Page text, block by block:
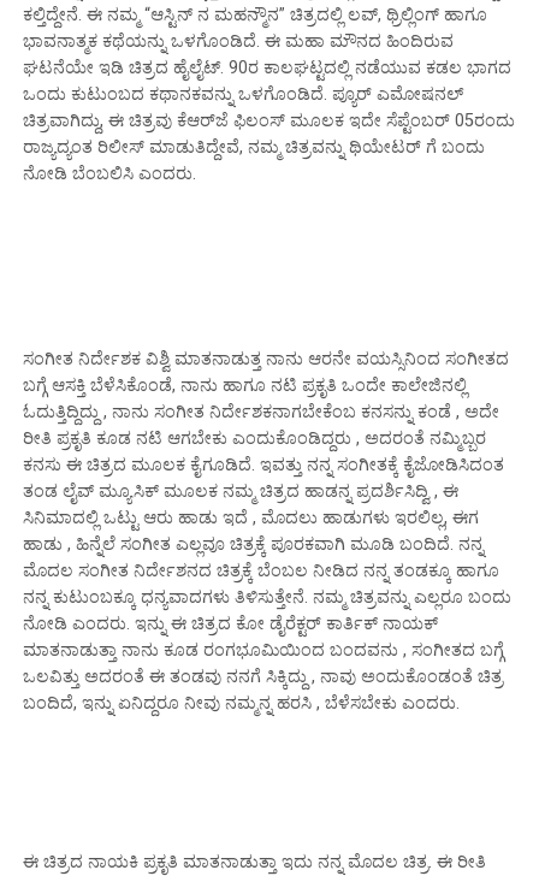
ಕಲ್ತಿದ್ದೇನೆ. ಈ ನಮ್ಮ “ಆಸ್ಟಿನ್ ನ ಮಹನ್ಮೌನ” ಚಿತ್ರದಲ್ಲಿ ಲವ್, ಥ್ರಿಲ್ಲಿಂಗ್ ಹಾಗೂ
ಭಾವನಾತ್ಮಕ ಕಥೆಯನ್ನು ಒಳಗೊಂಡಿದೆ. ಈ ಮಹಾ ಮೌನದ ಹಿಂದಿರುವ
ಘಟನೆಯೇ ಇಡಿ ಚಿತ್ರದ ಹೈಲೈಟ್. 90ರ ಕಾಲಘಟ್ಟದಲ್ಲಿ ನಡೆಯುವ ಕಡಲ ಭಾಗದ
ಒಂದು ಕುಟುಂಬದ ಕಥಾನಕವನ್ನು ಒಳಗೊಂಡಿದೆ. ಪ್ಯೂರ್ ಎಮೋಷನಲ್
ಚಿತ್ರವಾಗಿದ್ದು, ಈ ಚಿತ್ರವು ಕೆಆರ್‌ಜೆ ಫಿಲಂಸ್ ಮೂಲಕ ಇದೇ ಸೆಪ್ಟೆಂಬರ್ 05ರಂದು
ರಾಜ್ಯದ್ಯಂತ ರಿಲೀಸ್ ಮಾಡುತಿದ್ದೇವೆ, ನಮ್ಮ ಚಿತ್ರವನ್ನು ಥಿಯೇಟರ್ ಗೆ ಬಂದು
ನೋಡಿ ಬೆಂಬಲಿಸಿ ಎಂದರು.
ಸಂಗೀತ ನಿರ್ದೇಶಕ ವಿಶ್ವಿ ಮಾತನಾಡುತ್ತ ನಾನು ಆರನೇ ವಯಸ್ಸಿನಿಂದ ಸಂಗೀತದ
ಬಗ್ಗೆ ಆಸಕ್ತಿ ಬೆಳೆಸಿಕೊಂಡೆ, ನಾನು ಹಾಗೂ ನಟಿ ಪ್ರಕೃತಿ ಒಂದೇ ಕಾಲೇಜಿನಲ್ಲಿ
ಓದುತ್ತಿದ್ದಿದ್ದು , ನಾನು ಸಂಗೀತ ನಿರ್ದೇಶಕನಾಗಬೇಕೆಂಬ ಕನಸನ್ನು ಕಂಡೆ , ಅದೇ
ರೀತಿ ಪ್ರಕೃತಿ ಕೂಡ ನಟಿ ಆಗಬೇಕು ಎಂದುಕೊಂಡಿದ್ದರು , ಅದರಂತೆ ನಮ್ಮಿಬ್ಬರ
ಕನಸು ಈ ಚಿತ್ರದ ಮೂಲಕ ಕೈಗೂಡಿದೆ. ಇವತ್ತು ನನ್ನ ಸಂಗೀತಕ್ಕೆ ಕೈಜೋಡಿಸಿದಂತ
ತಂಡ ಲೈವ್ ಮ್ಯೂಸಿಕ್ ಮೂಲಕ ನಮ್ಮ ಚಿತ್ರದ ಹಾಡನ್ನ ಪ್ರದರ್ಶಿಸಿದ್ವಿ , ಈ
ಸಿನಿಮಾದಲ್ಲಿ ಒಟ್ಟು ಆರು ಹಾಡು ಇದೆ , ಮೊದಲು ಹಾಡುಗಳು ಇರಲಿಲ್ಲ, ಈಗ
ಹಾಡು , ಹಿನ್ನೆಲೆ ಸಂಗೀತ ಎಲ್ಲವೂ ಚಿತ್ರಕ್ಕೆ ಪೂರಕವಾಗಿ ಮೂಡಿ ಬಂದಿದೆ. ನನ್ನ
ಮೊದಲ ಸಂಗೀತ ನಿರ್ದೇಶನದ ಚಿತ್ರಕ್ಕೆ ಬೆಂಬಲ ನೀಡಿದ ನನ್ನ ತಂಡಕ್ಕೂ ಹಾಗೂ
ನನ್ನ ಕುಟುಂಬಕ್ಕೂ ಧನ್ಯವಾದಗಳು ತಿಳಿಸುತ್ತೇನೆ. ನಮ್ಮ ಚಿತ್ರವನ್ನು ಎಲ್ಲರೂ ಬಂದು
ನೋಡಿ ಎಂದರು. ಇನ್ನು ಈ ಚಿತ್ರದ ಕೋ ಡೈರೆಕ್ಟರ್ ಕಾರ್ತಿಕ್ ನಾಯಕ್
ಮಾತನಾಡುತ್ತಾ ನಾನು ಕೂಡ ರಂಗಭೂಮಿಯಿಂದ ಬಂದವನು , ಸಂಗೀತದ ಬಗ್ಗೆ
ಒಲವಿತ್ತು ಅದರಂತೆ ಈ ತಂಡವು ನನಗೆ ಸಿಕ್ಕಿದ್ದು , ನಾವು ಅಂದುಕೊಂಡಂತೆ ಚಿತ್ರ
ಬಂದಿದೆ, ಇನ್ನು ಏನಿದ್ದರೂ ನೀವು ನಮ್ಮನ್ನ ಹರಸಿ , ಬೆಳೆಸಬೇಕು ಎಂದರು.
ಈ ಚಿತ್ರದ ನಾಯಕಿ ಪ್ರಕೃತಿ ಮಾತನಾಡುತ್ತಾ ಇದು ನನ್ನ ಮೊದಲ ಚಿತ್ರ. ಈ ರೀತಿ